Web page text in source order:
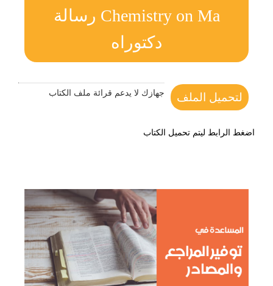
Chemistry on Ma رسالة
دكتوراه
لتحميل الملف جهازك لا يدعم قرائة ملف الكتاب
اضغط الرابط ليتم تحميل الكتاب